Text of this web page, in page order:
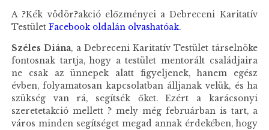
A ?Kék vödör?akció előzményei a Debreceni Karitatív
TestületFacebook oldalán olvashatóak.
Széles Diána, a Debreceni Karitatív Testület társelnöke
fontosnak tartja, hogy a testület mentorált családjaira
ne csak az ünnepek alatt figyeljenek, hanem egész
évben, folyamatosan kapcsolatban álljanak velük, és ha
szükség van rá, segítsék őket. Ezért a karácsonyi
szeretetakció mellett ? mely még februárban is tart, a
város minden segítséget megad annak érdekében, hogy